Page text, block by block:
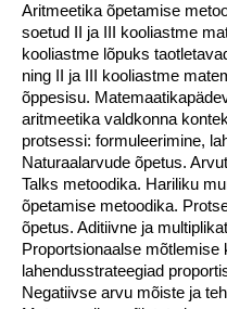
Aritmeetika õpetamise
soetud II ja III kooliastme
kooliastme lõpuks
ning II ja III kooliastme
õppesisu.
aritmeetika valdkonna
protsessi: formuleerimine,
Naturaalarvude õpetus.
Talks metoodika. Hariliku
õpetamise metoodika.
õpetus. Aditiivne ja
Proportsionaalse mõtlemise
lahendusstrateegiad
Negatiivse arvu mõiste ja